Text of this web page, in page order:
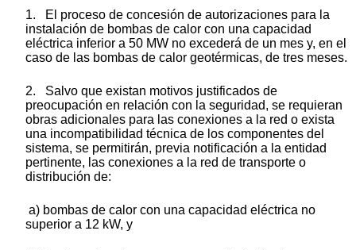
1. El proceso de concesión de autorizaciones para la
instalación de bombas de calor con una capacidad
eléctrica inferior a 50 MW no excederá de un mes y, en el
caso de las bombas de calor geotérmicas, de tres meses.
2. Salvo que existan motivos justificados de
preocupación en relación con la seguridad, se requieran
obras adicionales para las conexiones a la red o exista
una incompatibilidad técnica de los componentes del
sistema, se permitirán, previa notificación a la entidad
pertinente, las conexiones a la red de transporte o
distribución de:
a) bombas de calor con una capacidad eléctrica no
superior a 12 kW, y